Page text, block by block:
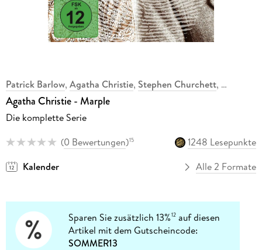
Patrick Barlow, Agatha Christie, Stephen Churchett,
Agatha Christie - Marple
Die komplette Serie
(0 Bewertungen)15
1248 Lesepunkte
Kalender
Alle 2 Formate
Sparen Sie zusätzlich 13%12 auf diesen
Artikel mit dem Gutscheincode:
SOMMER13